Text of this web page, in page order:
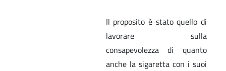
Il proposito è stato quello di
lavorare sulla
consapevolezza di quanto
anche la sigaretta con i suoi